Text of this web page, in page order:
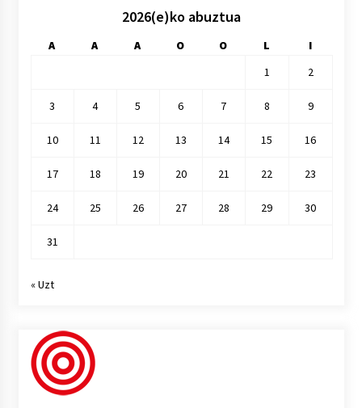
2026(e)ko abuztua
A A A O O L
I
1
2
3 4 5 6 7 8 9
10 11 12 13 14 15 16
17 18 19 20 21 22 23
24 25 26 27 28 29 30
31
« Uzt